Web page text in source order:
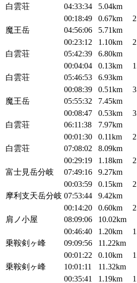
白雲荘
04:33:34 5.04km
00:18:49
0.67km
魔王岳
04:56:06 5.71km
00:23:12
1.10km
白雲荘
05:42:39 6.80km
00:04:04
0.13km
白雲荘
05:46:53 6.93km
00:08:39
0.51km
魔王岳
05:55:32 7.45km
00:08:47
0.53km
白雲荘
06:11:38 7.97km
00:01:30
0.11km
白雲荘
07:08:02 8.09km
00:29:19
1.18km
富士見岳分岐
07:49:16 9.27km
00:03:59
0.15km
摩利支天岳分岐 07:53:44 9.42km
00:14:20
0.60km
肩ノ小屋
08:09:06 10.02km
00:46:40
1.20km
乗鞍剣ヶ峰
09:09:56 11.22km
00:01:22
0.10km
乗鞍剣ヶ峰
10:01:11 11.32km
00:35:41
1.19km